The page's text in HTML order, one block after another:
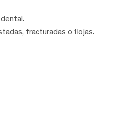
fracturadas o flojas.